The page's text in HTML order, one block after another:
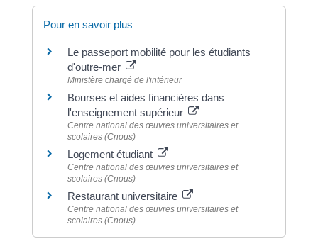
Pour en savoir plus
Le passeport mobilité pour les étudiants
d'outre-mer
Ministère chargé de l'intérieur
Bourses et aides financières dans
l'enseignement supérieur
Centre national des œuvres universitaires et
scolaires (Cnous)
Logement étudiant
Centre national des œuvres universitaires et
scolaires (Cnous)
Restaurant universitaire
Centre national des œuvres universitaires et
scolaires (Cnous)